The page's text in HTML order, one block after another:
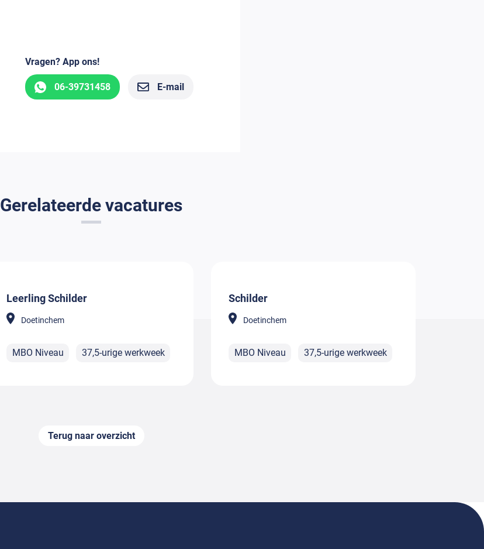
Vragen? App ons!
06-39731458 E-mail
Gerelateerde vacatures
Leerling Schilder
Doetinchem
MBO Niveau 37,5-urige werkweek
Schilder
Doetinchem
MBO Niveau 37,5-urige werkweek
Terug naar overzicht